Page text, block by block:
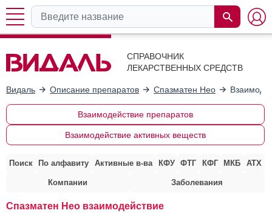
СПРАВОЧНИК
ЛЕКАРСТВЕННЫХ СРЕДСТВ
Видаль Описание препаратов Спазматен Нео
Взаимодействие препаратов
Взаимодействие активных веществ
Поиск По алфавиту Активные в-ва КФУ ФТГ КФГ МКБ АТХ
Компании Заболевания
Спазматен Нео взаимодействие